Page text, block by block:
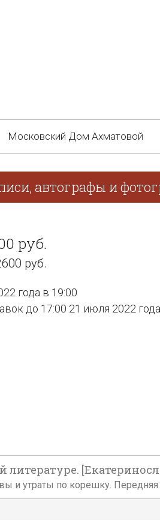
Московский Дом Ахматовой
автографы и
руб.
руб.
года в 19:00
до 17:00 21 июля 2022 года
и утраты по корешку. Передняя